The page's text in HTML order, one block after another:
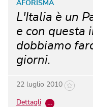
L'Italia è un
e con questa
dobbiamo
giorni.
AFORISMA
22 luglio 2010
Dettagli …